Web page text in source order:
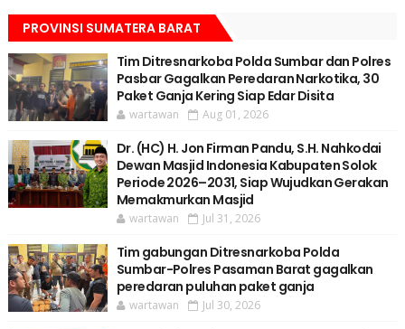
PROVINSI SUMATERA BARAT
Tim Ditresnarkoba Polda Sumbar dan Polres
Pasbar Gagalkan Peredaran Narkotika, 30
Paket Ganja Kering Siap Edar Disita
wartawan Aug 01, 2026
Dr. (HC) H. Jon Firman Pandu, S.H. Nahkodai
Dewan Masjid Indonesia Kabupaten Solok
Periode 2026–2031, Siap Wujudkan Gerakan
Memakmurkan Masjid
wartawan Jul 31, 2026
Tim gabungan Ditresnarkoba Polda
Sumbar-Polres Pasaman Barat gagalkan
peredaran puluhan paket ganja
wartawan Jul 30, 2026